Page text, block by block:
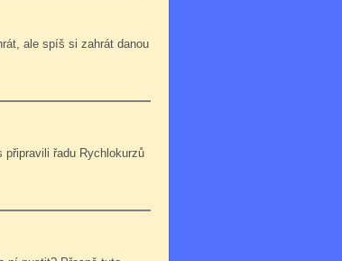
ale spíš si zahrát danou
řadu Rychlokurzů